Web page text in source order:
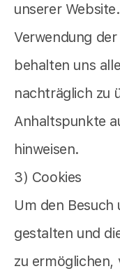
unserer
Verwendung
behalten uns
nachträglich zu
Anhaltspunkte
hinweisen.
3) Cookies
Um den
gestalten und
zu ermöglichen,